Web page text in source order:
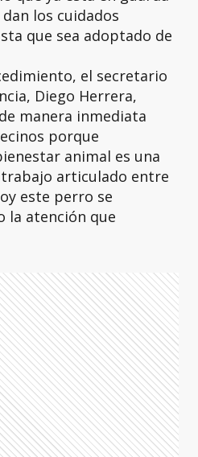
los cuidados
que sea adoptado de
el secretario
Diego Herrera,
manera inmediata
porque
animal es una
articulado entre
este perro se
la atención que